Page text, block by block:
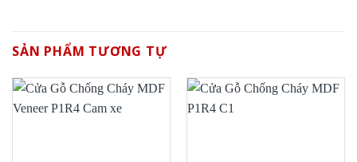
SẢN PHẨM TƯƠNG TỰ